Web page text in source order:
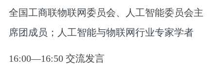
全国工商联物联网委员会、人工智能委员会主
席团成员；人工智能与物联网行业专家学者
16:00—16:50 交流发言